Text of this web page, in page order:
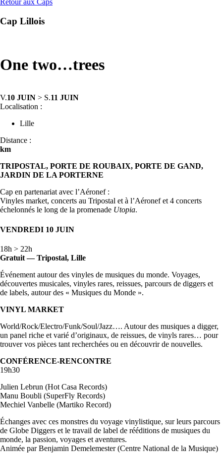
Retour aux Caps
Cap Lillois
One two…trees
V.10 JUIN > S.11 JUIN
Localisation :
Lille
Distance :
km
TRIPOSTAL, PORTE DE ROUBAIX, PORTE DE GAND,
JARDIN DE LA PORTERNE
Cap en partenariat avec l’Aéronef :
Vinyles market, concerts au Tripostal et à l’Aéronef et 4 concerts
échelonnés le long de la promenade Utopia.
VENDREDI 10 JUIN
18h > 22h
Gratuit — Tripostal, Lille
Événement autour des vinyles de musiques du monde. Voyages,
découvertes musicales, vinyles rares, reissues, parcours de diggers et
de labels, autour des « Musiques du Monde ».
VINYL MARKET
World/Rock/Electro/Funk/Soul/Jazz…. Autour des musiques a digger,
un panel riche et varié d’originaux, de reissues, de vinyls rares… pour
trouver vos pièces tant recherchées ou en découvrir de nouvelles.
CONFÉRENCE-RENCONTRE
19h30
Julien Lebrun (Hot Casa Records)
Manu Boubli (SuperFly Records)
Mechiel Vanbelle (Martiko Record)
Échanges avec ces monstres du voyage vinylistique, sur leurs parcours
de Globe Diggers et le travail de label de rééditions de musiques du
monde, la passion, voyages et aventures.
Animée par Benjamin Demelemester (Centre National de la Musique)